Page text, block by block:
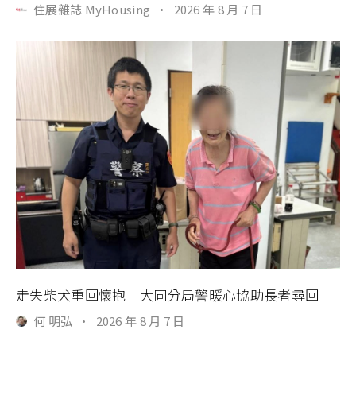
住展雜誌 MyHousing · 2026 年 8 月 7 日
走失柴犬重回懷抱 大同分局警暖心協助長者尋回
何 明弘 · 2026 年 8 月 7 日